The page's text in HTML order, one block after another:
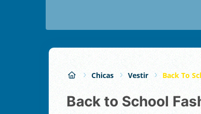
Chicas Vestir Back To
Back to School